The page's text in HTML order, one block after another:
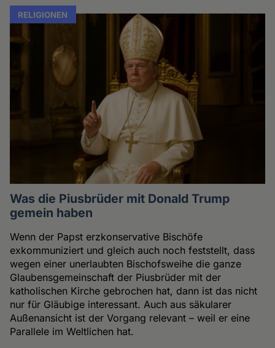
RELIGIONEN
Was die Piusbrüder mit Donald Trump
gemein haben
Wenn der Papst erzkonservative Bischöfe
exkommuniziert und gleich auch noch feststellt, dass
wegen einer unerlaubten Bischofsweihe die ganze
Glaubensgemeinschaft der Piusbrüder mit der
katholischen Kirche gebrochen hat, dann ist das nicht
nur für Gläubige interessant. Auch aus säkularer
Außenansicht ist der Vorgang relevant – weil er eine
Parallele im Weltlichen hat.